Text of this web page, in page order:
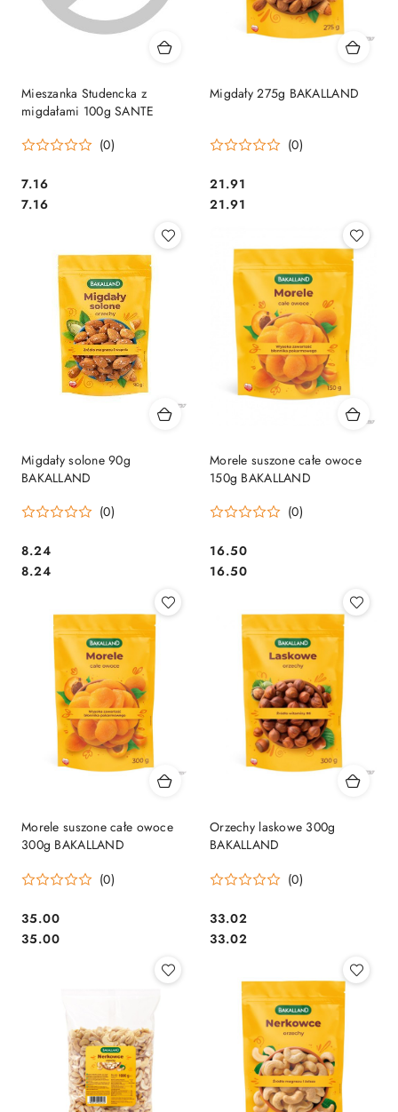
Mieszanka Studencka z
migdałami 100g SANTE
(0)
Cena:
7.16
Cena:
7.16
Migdały 275g BAKALLAND
(0)
Cena:
21.91
Cena:
21.91
Migdały solone 90g
BAKALLAND
(0)
Cena:
8.24
Cena:
8.24
Morele suszone całe owoce
150g BAKALLAND
(0)
Cena:
16.50
Cena:
16.50
Morele suszone całe owoce
300g BAKALLAND
(0)
Cena:
35.00
Cena:
35.00
Orzechy laskowe 300g
BAKALLAND
(0)
Cena:
33.02
Cena:
33.02